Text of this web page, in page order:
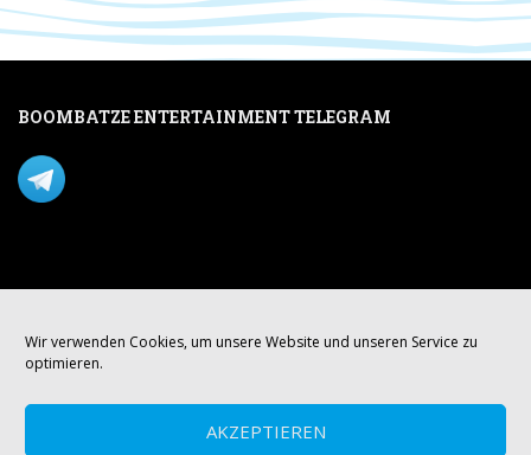
Wir verwenden Cookies, um unsere Website und unseren Service zu
optimieren.
AKZEPTIEREN
BOOMBATZE ENTERTAINMENT TELEGRAM